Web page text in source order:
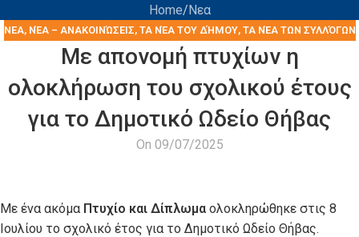
Home Νεα
ΝΕΑ, ΝΈΑ – ΑΝΑΚΟΙΝΏΣΕΙΣ, ΤΑ ΝΈΑ ΤΟΥ ΔΉΜΟΥ, ΤΑ ΝΈΑ ΤΩΝ ΣΥΛΛΌΓΩΝ
Με απονομή πτυχίων η
ολοκλήρωση του σχολικού έτους
για το Δημοτικό Ωδείο Θήβας
On 09/07/2025
Με ένα ακόμα Πτυχίο και Δίπλωμα ολοκληρώθηκε στις 8
Ιουλίου το σχολικό έτος για το Δημοτικό Ωδείο Θήβας.